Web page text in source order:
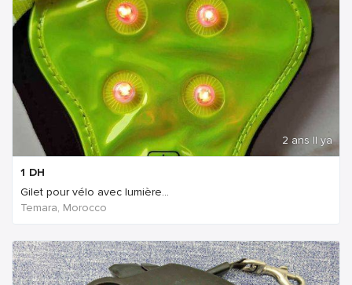
2 ans Il ya
1 DH
Gilet pour vélo avec lumière...
Temara, Morocco